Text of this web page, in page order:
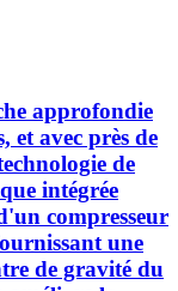
approfondie
et avec près de
de
intégrée
compresseur
une
de gravité du